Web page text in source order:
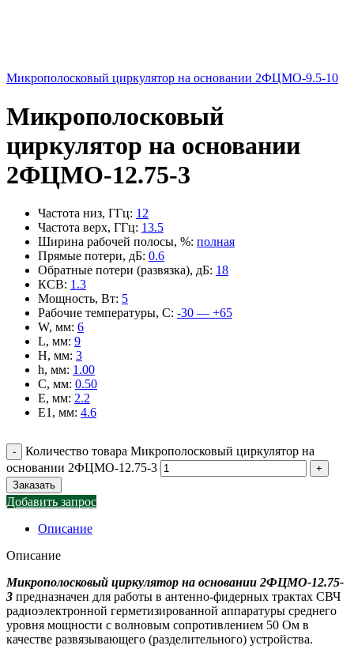
Микрополосковый циркулятор на основании 2ФЦМО-9.5-10
Микрополосковый
циркулятор на основании
2ФЦМО-12.75-3
Частота низ, ГГц: 12
Частота верх, ГГц: 13.5
Ширина рабочей полосы, %: полная
Прямые потери, дБ: 0.6
Обратные потери (развязка), дБ: 18
КСВ: 1.3
Мощность, Вт: 5
Рабочие температуры, С: -30 — +65
W, мм: 6
L, мм: 9
H, мм: 3
h, мм: 1.00
C, мм: 0.50
E, мм: 2.2
E1, мм: 4.6
Количество товара Микрополосковый циркулятор на
основании 2ФЦМО-12.75-3
Заказать
Добавить запрос
Описание
Описание
Микрополосковый циркулятор на основании 2ФЦМО-12.75-
3 предназначен для работы в антенно-фидерных трактах СВЧ
радиоэлектронной герметизированной аппаратуры среднего
уровня мощности с волновым сопротивлением 50 Ом в
качестве развязывающего (разделительного) устройства.